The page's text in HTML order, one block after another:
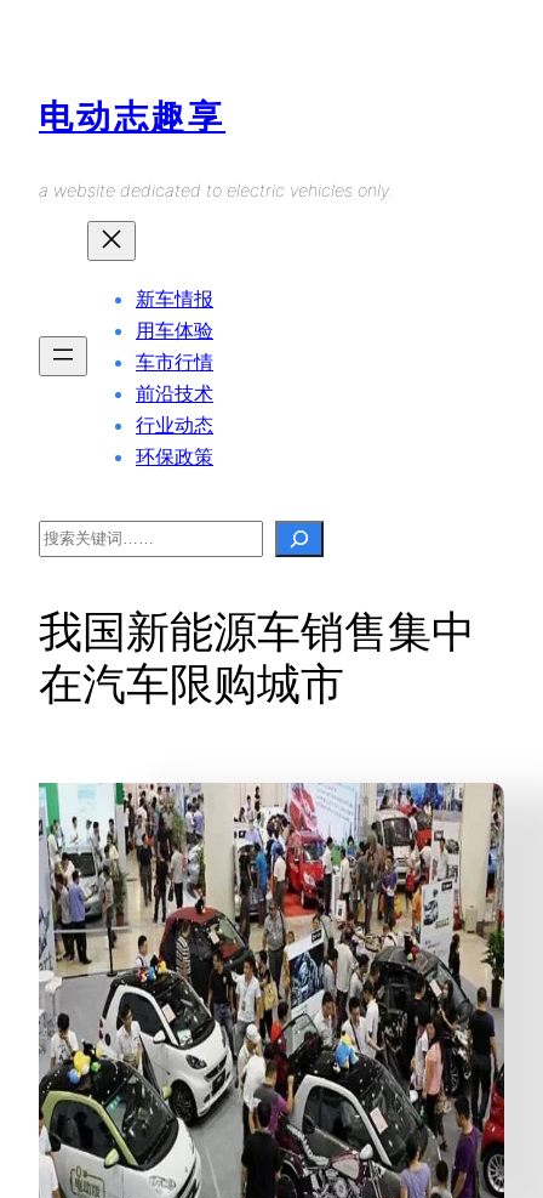
电动志趣享
a website dedicated to electric vehicles only.
新车情报
用车体验
车市行情
前沿技术
行业动态
环保政策
Search
我国新能源车销售集中
在汽车限购城市